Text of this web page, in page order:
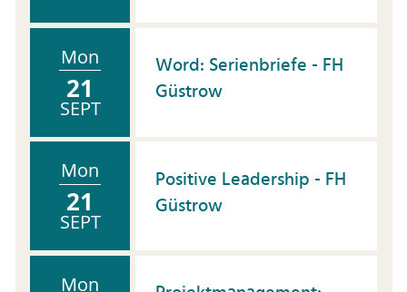
Mon
21
SEPT
Word: Serienbriefe - FH
Güstrow
Mon
21
SEPT
Positive Leadership - FH
Güstrow
Mon